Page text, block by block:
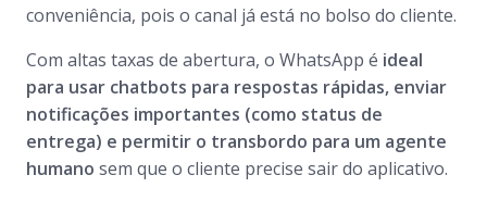
conveniência, pois o canal já está no bolso do cliente.
Com altas taxas de abertura, o WhatsApp é ideal
para usar chatbots para respostas rápidas, enviar
notificações importantes (como status de
entrega) e permitir o transbordo para um agente
humano sem que o cliente precise sair do aplicativo.